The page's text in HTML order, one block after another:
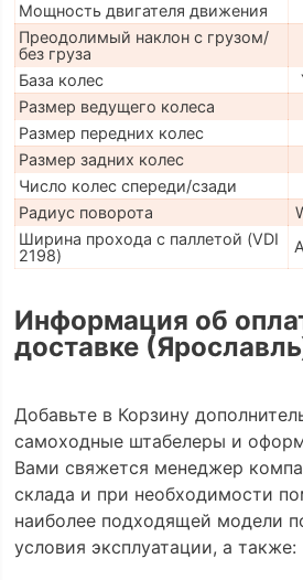
Мощность двигателя движения
Преодолимый наклон с грузом/
без груза
База колес
Размер ведущего колеса
Размер передних колес
Размер задних колес
Число колес спереди/сзади
Радиус поворота
Ширина прохода с паллетой (VDI
2198)
Информация об
доставке
Добавьте в Корзину
самоходные штабелеры и
Вами свяжется менеджер
склада и при необходимости
наиболее подходящей модели
условия эксплуатации, а также: